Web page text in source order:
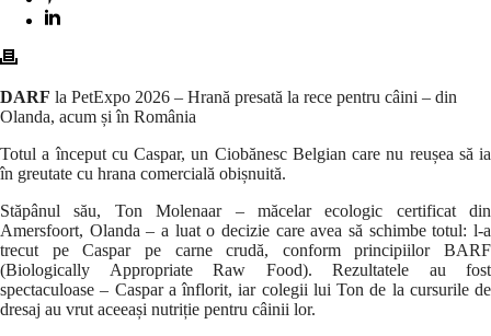
DARF la PetExpo 2026 – Hrană presată la rece pentru câini – din
Olanda, acum și în România
Totul a început cu Caspar, un Ciobănesc Belgian care nu reușea să ia
în greutate cu hrana comercială obișnuită.
Stăpânul său, Ton Molenaar – măcelar ecologic certificat din
Amersfoort, Olanda – a luat o decizie care avea să schimbe totul: l-a
trecut pe Caspar pe carne crudă, conform principiilor BARF
(Biologically Appropriate Raw Food). Rezultatele au fost
spectaculoase – Caspar a înflorit, iar colegii lui Ton de la cursurile de
dresaj au vrut aceeași nutriție pentru câinii lor.